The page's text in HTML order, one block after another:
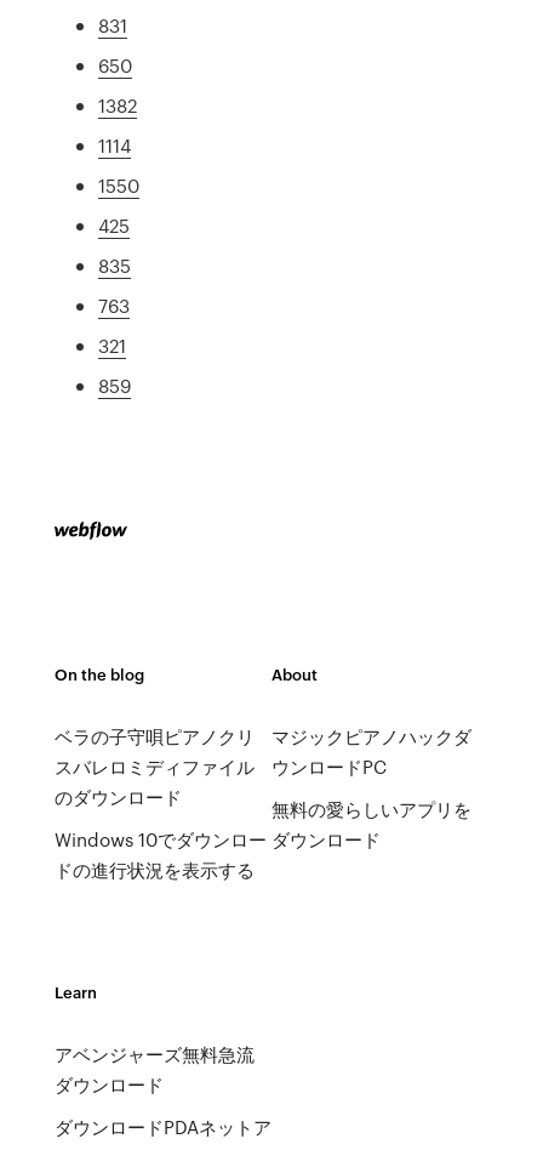
831
650
1382
1114
1550
425
835
763
321
859
On the blog
ベラの子守唄ピアノクリ
スバレロミディファイル
のダウンロード
Windows 10でダウンロー
ドの進行状況を表示する
About
マジックピアノハックダ
ウンロードPC
無料の愛らしいアプリを
ダウンロード
Learn
アベンジャーズ無料急流
ダウンロード
ダウンロードPDAネットア